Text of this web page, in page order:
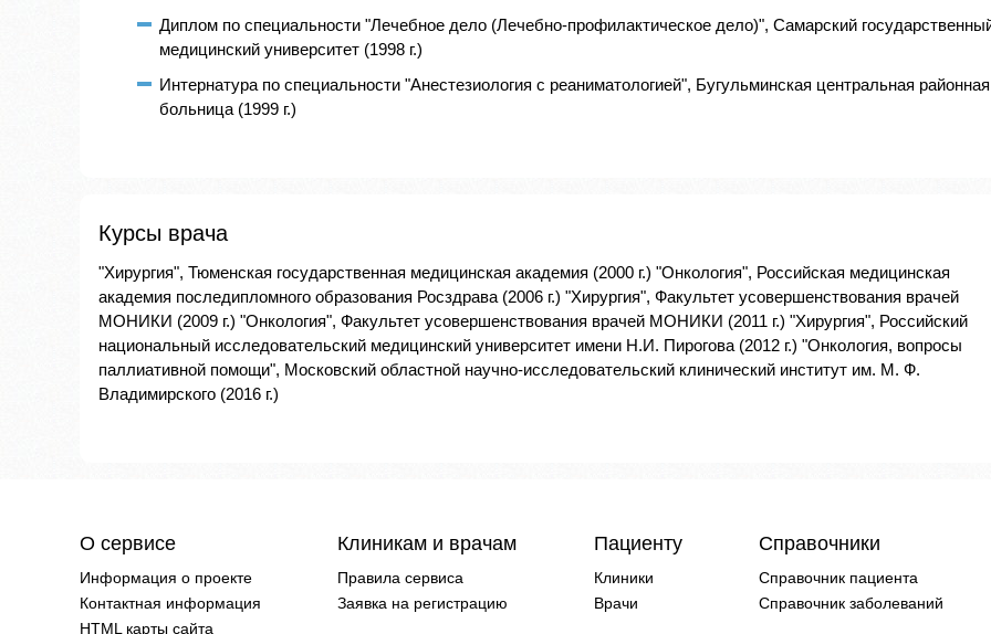
Диплом по специальности "Лечебное дело (Лечебно-профилактическое дело)", Самарский
медицинский университет (1998 г.)
Интернатура по специальности "Анестезиология с реаниматологией", Бугульминская центральная районная
больница (1999 г.)
Курсы врача
"Хирургия", Тюменская государственная медицинская академия (2000 г.) "Онкология", Российская медицинская
академия последипломного образования Росздрава (2006 г.) "Хирургия", Факультет усовершенствования врачей
МОНИКИ (2009 г.) "Онкология", Факультет усовершенствования врачей МОНИКИ (2011 г.) "Хирургия", Российский
национальный исследовательский медицинский университет имени Н.И. Пирогова (2012 г.) "Онкология, вопросы
паллиативной помощи", Московский областной научно-исследовательский клинический институт им. М. Ф.
Владимирского (2016 г.)
О сервисе
Информация о проекте
Контактная информация
HTML карты сайта
Клиникам и врачам
Правила сервиса
Заявка на регистрацию
Пациенту
Клиники
Врачи
Справочники
Справочник пациента
Справочник заболеваний